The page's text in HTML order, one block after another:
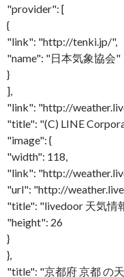
"provider": [
{
"link": "http://tenki.jp/",
"name": "日本気象協会"
}
],
"link": "http://
"title": "(C) LINE
"image": {
"width": 118,
"link": "http://
"url": "http://
"title": "livedoor 天気情
"height": 26
}
},
"title": "京都府 京都 の